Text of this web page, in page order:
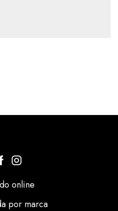
online
por marca